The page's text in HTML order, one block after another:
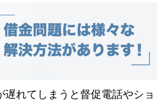
遅れてしまうと督促電話やショ